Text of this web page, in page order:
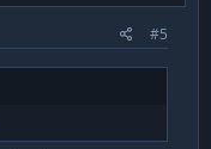
#5